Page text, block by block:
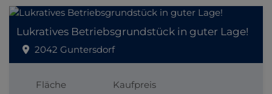
Lukratives Betriebsgrundstück in guter Lage!
2042 Guntersdorf
Fläche
Kaufpreis